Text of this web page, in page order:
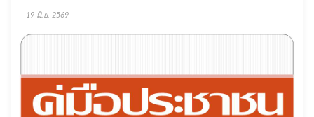
19 มิ.ย. 2569